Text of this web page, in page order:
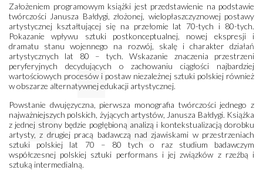
Założeniem programowym książki jest przedstawienie na podstawie
twórczości Janusza Bałdygi, złożonej, wielopłaszczyznowej postawy
artystycznej kształtującej się na przełomie lat 70-tych i 80-tych.
Pokazanie wpływu sztuki postkonceptualnej, nowej ekspresji i
dramatu stanu wojennego na rozwój, skalę i charakter działań
artystycznych lat 80 – tych. Wskazanie znaczenia przestrzeni
peryferyjnych decydujących o zachowaniu ciągłości najbardziej
wartościowych procesów i postaw niezależnej sztuki polskiej również
w obszarze alternatywnej edukacji artystycznej.
Powstanie dwujęzyczna, pierwsza monografia twórczości jednego z
najważniejszych polskich, żyjących artystów, Janusza Bałdygi. Książka
z jednej strony będzie pogłębioną analizą i kontekstualizacją dorobku
artysty, z drugiej pracą badawczą nad zjawiskami w przestrzeniach
sztuki polskiej lat 70 – 80 tych o raz studium badawczym
współczesnej polskiej sztuki performans i jej związków z rzeźbą i
sztuką intermedialną.